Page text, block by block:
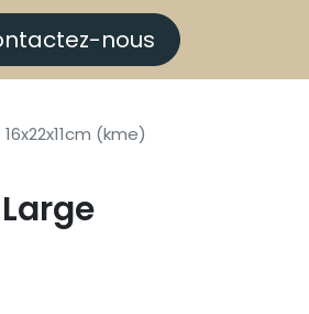
nous
(kme)